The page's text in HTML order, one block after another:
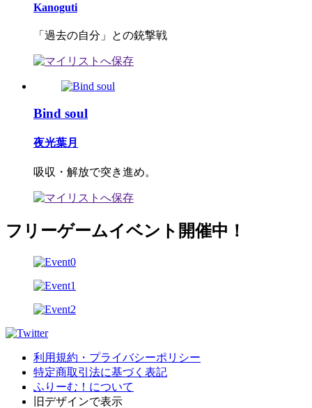
Kanoguti
「過去の自分」との銃撃戦
Bind soul
夜光葉月
吸収・解放で突き進め。
フリーゲームイベント開催中！
利用規約・プライバシーポリシー
特定商取引法に基づく表記
ふりーむ！について
旧デザインで表示